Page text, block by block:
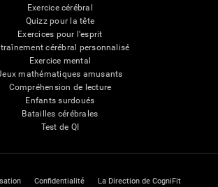
Exercice cérébral
Quizz pour la tête
Exercices pour l'esprit
cérébral personnalisé
Exercice mental
mathématiques amusants
Compréhension de lecture
Enfants surdoués
Batailles cérébrales
Test de QI
Confidentialité La Direction de CogniFit